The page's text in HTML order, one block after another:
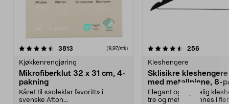
-
3813 anmeldelser(9,97/stk)
Kjøkkenrengjøring
Mikrofiberklut 32 x 31 cm, 4-
pakning
Kåret til «soleklar favoritt» i
svenske Afton...
4.5av 5 stjerner 256
Kleshengere
Sklisikre
med metallpinne, 8-
Elegant og skikkelig
tre og metall – finnes i
4.5av 5 stjerner